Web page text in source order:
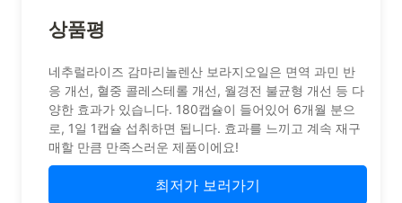
상품평
네추럴라이즈 감마리놀렌산 보라지오일은 면역 과민 반
응 개선, 혈중 콜레스테롤 개선, 월경전 불균형 개선 등 다
양한 효과가 있습니다. 180캡슐이 들어있어 6개월 분으
로, 1일 1캡슐 섭취하면 됩니다. 효과를 느끼고 계속 재구
매할 만큼 만족스러운 제품이에요!
최저가 보러가기